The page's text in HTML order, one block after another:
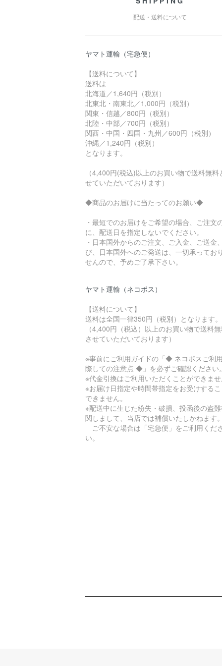
配送・送料について
ヤマト運輸（宅急便）
【送料について】
送料は
北海道／1,640円（税別）
北東北・南東北／1,000円（税別）
関東・信越／800円（税別）
北陸・中部／700円（税別）
関西・中国・四国・九州／600円（税別）
沖縄／1,240円（税別）
となります。
（4,400円(税込)以上のお買い物で送料無料
せていただいております）
◆商品のお届けに当たってのお願い◆
・最短でのお届けをご希望の場合、ご注文
に、配送日を指定しないでください。
・日本国外からのご注文、ご入金、ご送金
び、日本国外へのご発送は、一切承ってお
せんので、予めご了承下さい。
ヤマト運輸（ネコポス）
【送料について】
送料は全国一律350円（税別）となります。
（4,400円（税込）以上のお買い物で送料無
させていただいております）
※事前にご利用ガイドの「◆ ネコポスご利
際しての注意点 ◆」を必ずご確認ください。
※代金引換はご利用いただくことができませ
※お届け日指定や時間帯指定をお受けする
できません。
※配送中に生じた紛失・破損、投函後の盗
関しまして、当店では補償いたしかねます。
ご不安な場合は「宅急便」をご利用くださ
い。